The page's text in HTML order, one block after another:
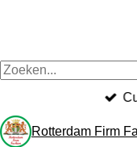
Rotterdam Firm